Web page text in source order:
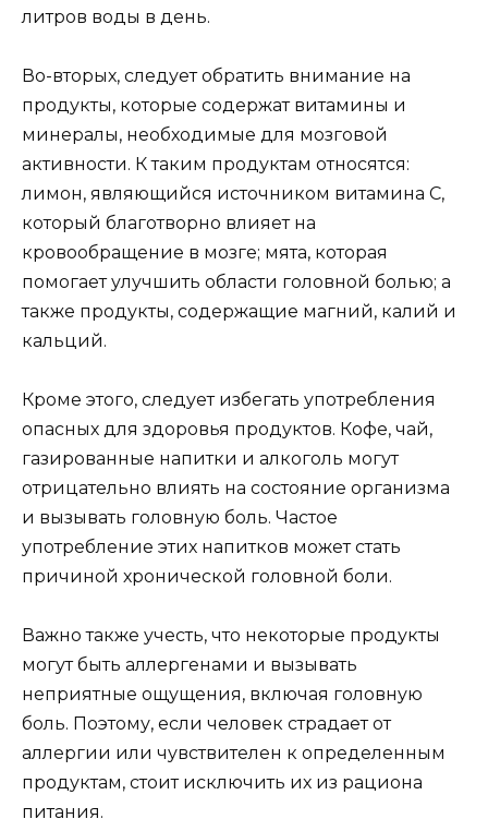
литров воды в день.
Во-вторых, следует обратить внимание на
продукты, которые содержат витамины и
минералы, необходимые для мозговой
активности. К таким продуктам относятся:
лимон, являющийся источником витамина C,
который благотворно влияет на
кровообращение в мозге; мята, которая
помогает улучшить области головной болью; а
также продукты, содержащие магний, калий и
кальций.
Кроме этого, следует избегать употребления
опасных для здоровья продуктов. Кофе, чай,
газированные напитки и алкоголь могут
отрицательно влиять на состояние организма
и вызывать головную боль. Частое
употребление этих напитков может стать
причиной хронической головной боли.
Важно также учесть, что некоторые продукты
могут быть аллергенами и вызывать
неприятные ощущения, включая головную
боль. Поэтому, если человек страдает от
аллергии или чувствителен к определенным
продуктам, стоит исключить их из рациона
питания.